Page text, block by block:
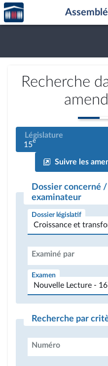
Aller au contenu
Aller en bas de la page
Accèder
à la
page
Recherche
Législature
15e
Suivre les
Dossier concerné
examinateur
Dossier législatif
Examiné par
Examen
Recherche par
Numéro